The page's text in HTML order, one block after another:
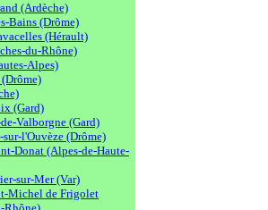
(Ardèche)
Bains (Drôme)
(Hérault)
du-Rhône)
Alpes)
(Gard)
Valborgne (Gard)
l'Ouvèze (Drôme)
Donat (Alpes-de-Haute-
sur-Mer (Var)
Michel de Frigolet